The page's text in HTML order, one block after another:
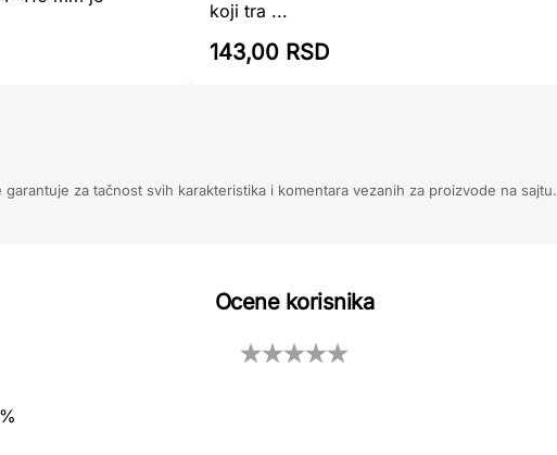
koji tra ...
143,00 RSD
za tačnost svih karakteristika i komentara vezanih za proizvode na sajtu.
Ocene korisnika